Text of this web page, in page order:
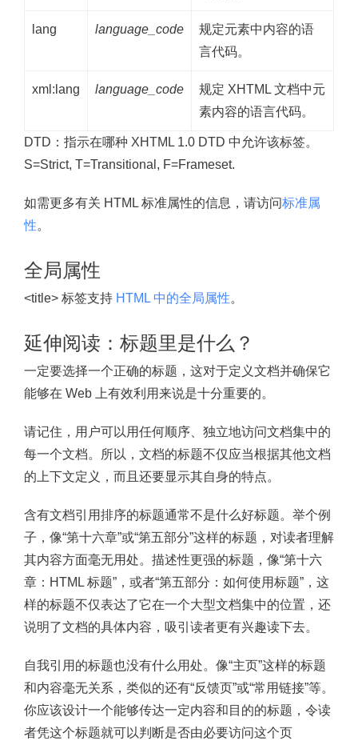
lang language_code
规定元素中内容的语
言代码。
xml:lang language_code
规定 XHTML 文档中元
素内容的语言代码。
DTD： 指示在哪种 XHTML 1.0 DTD 中允许该标签。
S=Strict, T=Transitional, F=Frameset.
如需更多有关 HTML 标准属性的信息，请访问标准属
性。
全局属性
<title> 标签支持 HTML 中的全局属性。
延伸阅读：标题里是什么？
一定要选择一个正确的标题，这对于定义文档并确保它
能够在 Web 上有效利用来说是十分重要的。
请记住，用户可以用任何顺序、独立地访问文档集中的
每一个文档。所以，文档的标题不仅应当根据其他文档
的上下文定义，而且还要显示其自身的特点。
含有文档引用排序的标题通常不是什么好标题。举个例
子，像“第十六章”或“第五部分”这样的标题，对读者理解
其内容方面毫无用处。描述性更强的标题，像“第十六
章：HTML 标题”，或者“第五部分：如何使用标题”，这
样的标题不仅表达了它在一个大型文档集中的位置，还
说明了文档的具体内容，吸引读者更有兴趣读下去。
自我引用的标题也没有什么用处。像“主页”这样的标题
和内容毫无关系，类似的还有“反馈页”或“常用链接”等。
你应该设计一个能够传达一定内容和目的的标题，令读
者凭这个标题就可以判断是否由必要访问这个页